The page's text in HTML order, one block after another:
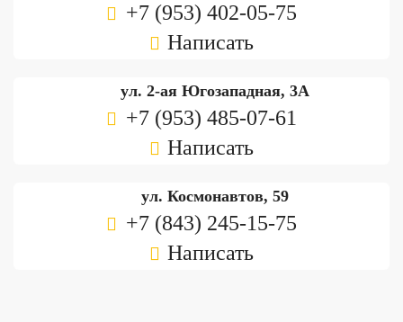
+7 (953) 402-05-75
Написать
ул. 2-ая Югозападная, 3А
+7 (953) 485-07-61
Написать
ул. Космонавтов, 59
+7 (843) 245-15-75
Написать